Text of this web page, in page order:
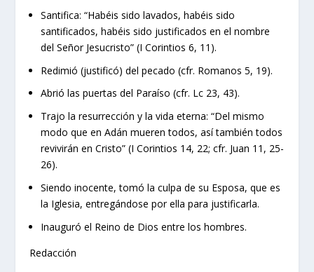
Santifica: “Habéis sido lavados, habéis sido
santificados, habéis sido justificados en el nombre
del Señor Jesucristo” (I Corintios 6, 11).
Redimió (justificó) del pecado (cfr. Romanos 5, 19).
Abrió las puertas del Paraíso (cfr. Lc 23, 43).
Trajo la resurrección y la vida eterna: “Del mismo
modo que en Adán mueren todos, así también todos
revivirán en Cristo” (I Corintios 14, 22; cfr. Juan 11, 25-
26).
Siendo inocente, tomó la culpa de su Esposa, que es
la Iglesia, entregándose por ella para justificarla.
Inauguró el Reino de Dios entre los hombres.
Redacción